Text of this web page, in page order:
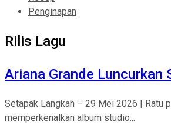
Penginapan
Rilis Lagu
Ariana Grande
Setapak Langkah – 29 Mei 2026 | Ratu
memperkenalkan album studio...